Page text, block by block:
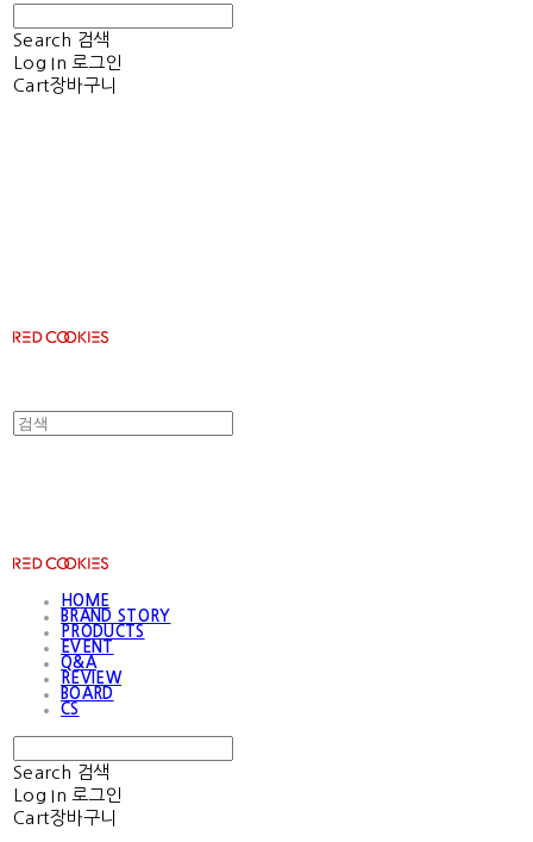
Search 검색
Log In 로그인
Cart장바구니
HOME
BRAND STORY
PRODUCTS
EVENT
Q&A
REVIEW
BOARD
CS
Search 검색
Log In 로그인
Cart장바구니